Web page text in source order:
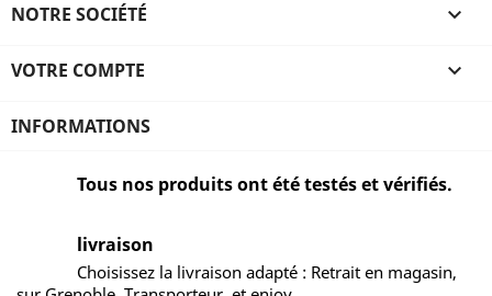
NOTRE SOCIÉTÉ 
VOTRE COMPTE 
INFORMATIONS
Tous nos produits ont été testés et vérifiés.
livraison
Choisissez la livraison adapté : Retrait en magasin,